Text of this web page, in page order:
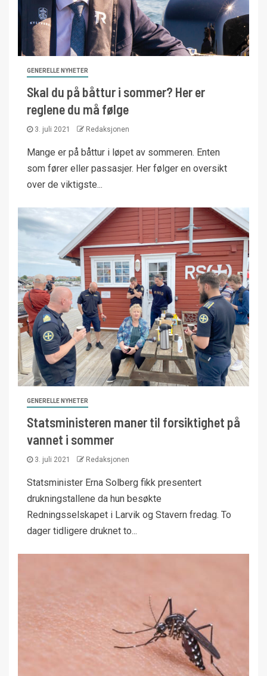
GENERELLE NYHETER
Skal du på båttur i sommer? Her er
reglene du må følge
3. juli 2021 Redaksjonen
Mange er på båttur i løpet av sommeren. Enten
som fører eller passasjer. Her følger en oversikt
over de viktigste...
GENERELLE NYHETER
Statsministeren maner til forsiktighet på
vannet i sommer
3. juli 2021 Redaksjonen
Statsminister Erna Solberg fikk presentert
drukningstallene da hun besøkte
Redningsselskapet i Larvik og Stavern fredag. To
dager tidligere druknet to...